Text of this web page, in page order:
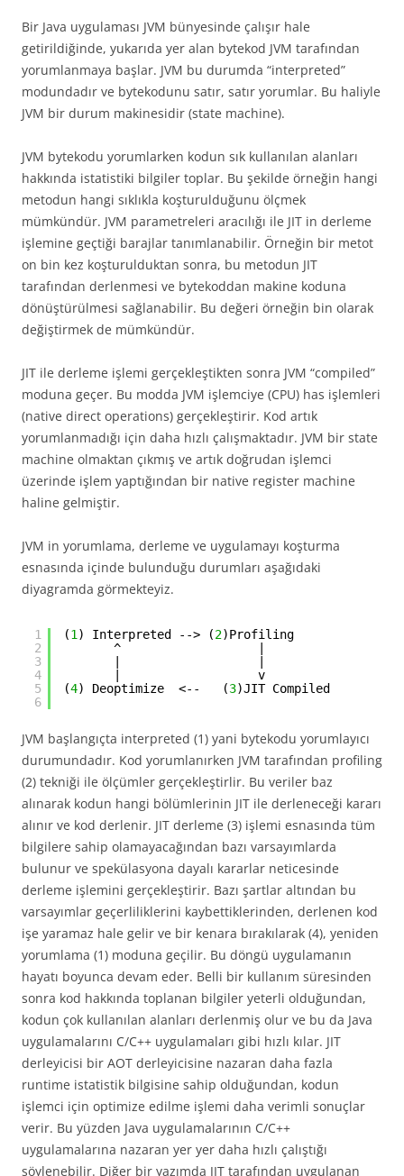
Bir Java uygulaması JVM bünyesinde çalışır hale
getirildiğinde, yukarıda yer alan bytekod JVM tarafından
yorumlanmaya başlar. JVM bu durumda “interpreted”
modundadır ve bytekodunu satır, satır yorumlar. Bu haliyle
JVM bir durum makinesidir (state machine).
JVM bytekodu yorumlarken kodun sık kullanılan alanları
hakkında istatistiki bilgiler toplar. Bu şekilde örneğin hangi
metodun hangi sıklıkla koşturulduğunu ölçmek
mümkündür. JVM parametreleri aracılığı ile JIT in derleme
işlemine geçtiği barajlar tanımlanabilir. Örneğin bir metot
on bin kez koşturulduktan sonra, bu metodun JIT
tarafından derlenmesi ve bytekoddan makine koduna
dönüştürülmesi sağlanabilir. Bu değeri örneğin bin olarak
değiştirmek de mümkündür.
JIT ile derleme işlemi gerçekleştikten sonra JVM “compiled”
moduna geçer. Bu modda JVM işlemciye (CPU) has işlemleri
(native direct operations) gerçekleştirir. Kod artık
yorumlanmadığı için daha hızlı çalışmaktadır. JVM bir state
machine olmaktan çıkmış ve artık doğrudan işlemci
üzerinde işlem yaptığından bir native register machine
haline gelmiştir.
JVM in yorumlama, derleme ve uygulamayı koşturma
esnasında içinde bulunduğu durumları aşağıdaki
diyagramda görmekteyiz.
1
2
3
4
5
6
(1 ) Interpreted --> (2)Profiling
^                   |
|                   v
(4) Deoptimize  <--   (3)JIT Compiled
JVM başlangıçta interpreted (1) yani bytekodu yorumlayıcı
durumundadır. Kod yorumlanırken JVM tarafından profiling
(2) tekniği ile ölçümler gerçekleştirlir. Bu veriler baz
alınarak kodun hangi bölümlerinin JIT ile derleneceği kararı
alınır ve kod derlenir. JIT derleme (3) işlemi esnasında tüm
bilgilere sahip olamayacağından bazı varsayımlarda
bulunur ve spekülasyona dayalı kararlar neticesinde
derleme işlemini gerçekleştirir. Bazı şartlar altından bu
varsayımlar geçerliliklerini kaybettiklerinden, derlenen kod
işe yaramaz hale gelir ve bir kenara bırakılarak (4), yeniden
yorumlama (1) moduna geçilir. Bu döngü uygulamanın
hayatı boyunca devam eder. Belli bir kullanım süresinden
sonra kod hakkında toplanan bilgiler yeterli olduğundan,
kodun çok kullanılan alanları derlenmiş olur ve bu da Java
uygulamalarını C/C++ uygulamaları gibi hızlı kılar. JIT
derleyicisi bir AOT derleyicisine nazaran daha fazla
runtime istatistik bilgisine sahip olduğundan, kodun
işlemci için optimize edilme işlemi daha verimli sonuçlar
verir. Bu yüzden Java uygulamalarının C/C++
uygulamalarına nazaran yer yer daha hızlı çalıştığı
söylenebilir. Diğer bir yazımda JIT tarafından uygulanan